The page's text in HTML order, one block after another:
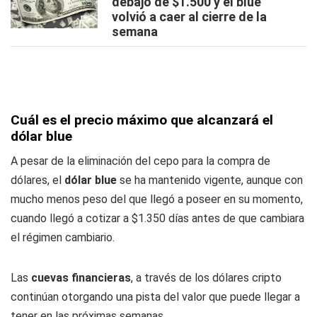
volvió a caer al cierre de la
semana
Cuál es el precio máximo que alcanzará el
dólar blue
A pesar de la eliminación del cepo para la compra de
dólares, el dólar blue se ha mantenido vigente, aunque con
mucho menos peso del que llegó a poseer en su momento,
cuando llegó a cotizar a $1.350 días antes de que cambiara
el régimen cambiario.
Las cuevas financieras, a través de los dólares cripto
continúan otorgando una pista del valor que puede llegar a